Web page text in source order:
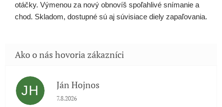
otáčky. Výmenou za nový obnovíš spoľahlivé snímanie a
chod. Skladom, dostupné sú aj súvisiace diely zapaľovania.
JH Ján Hojnos
Hodnotenie obchodu je 5 z 5 hviezdičiek.
7.8.2026